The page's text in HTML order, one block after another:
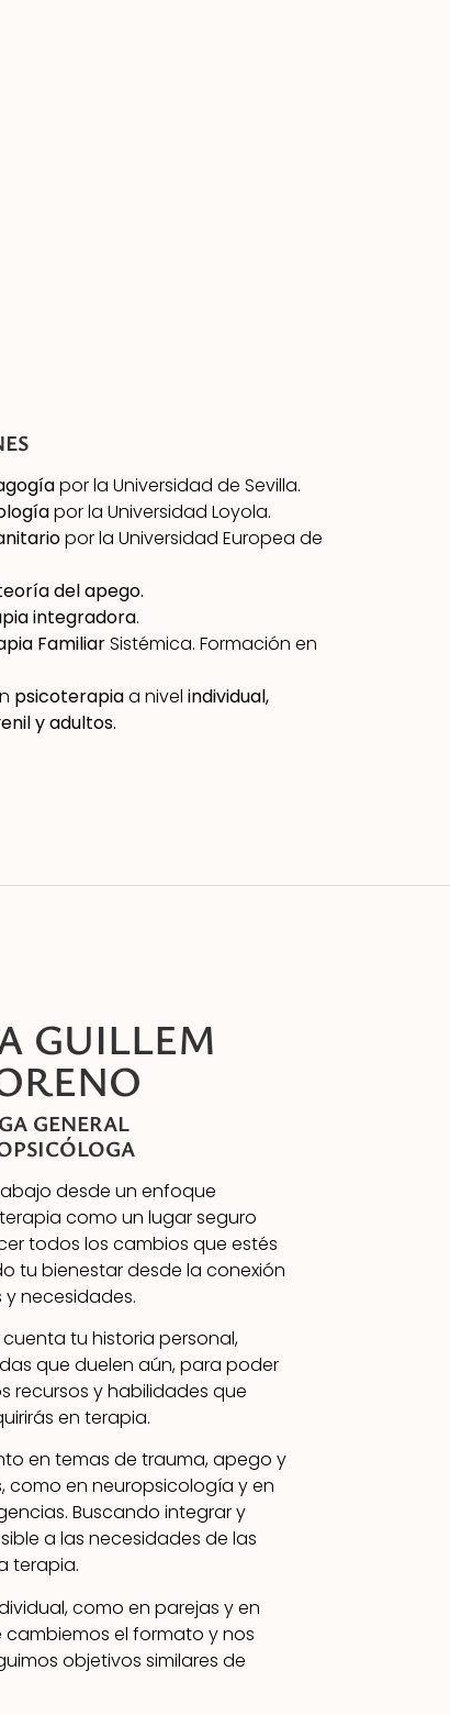
por la Universidad de Sevilla.
por la Universidad Loyola.
por la Universidad Europea de
del apego.
integradora.
FamiliarSistémica. Formación en
psicoterapiaa nivel individual,
y adultos.
GUILLEM
GENERAL
desde un enfoque
como un lugar seguro
todos los cambios que estés
tu bienestar desde la conexión
necesidades.
tu historia personal,
que duelen aún, para poder
recursos y habilidades que
en terapia.
en temas de trauma, apego y
como en neuropsicología y en
Buscando integrar y
a las necesidades de las
terapia.
como en parejas y en
el formato y nos
objetivos similares de